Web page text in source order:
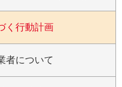
く行動計画
者について